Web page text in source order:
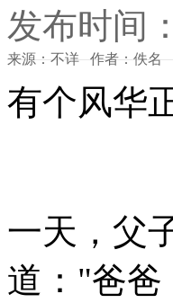
发布时间
来源：不详 作者：佚名
有个风华
一天，父
道："爸爸